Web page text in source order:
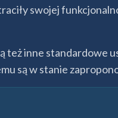
swojej
inne standardowe
są w stanie